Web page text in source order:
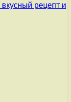
рецепт и